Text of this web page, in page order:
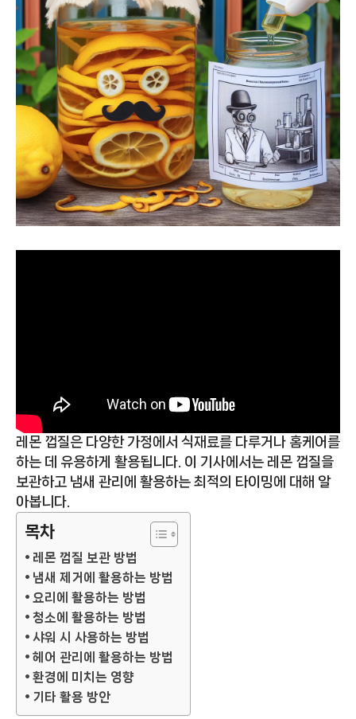
레몬 껍질은 다양한 가정에서 식재료를 다루거나 홈케어를
하는 데 유용하게 활용됩니다. 이 기사에서는 레몬 껍질을
보관하고 냄새 관리에 활용하는 최적의 타이밍에 대해 알
아봅니다.
목차
레몬 껍질 보관 방법
냄새 제거에 활용하는 방법
요리에 활용하는 방법
청소에 활용하는 방법
샤워 시 사용하는 방법
헤어 관리에 활용하는 방법
환경에 미치는 영향
기타 활용 방안